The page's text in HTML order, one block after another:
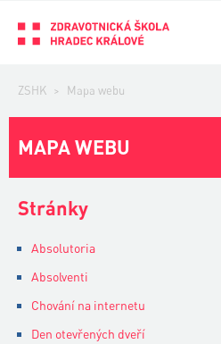
ZSHK > Mapa webu
MAPA WEBU
Stránky
Absolutoria
Absolventi
Chování na internetu
Den otevřených dveří